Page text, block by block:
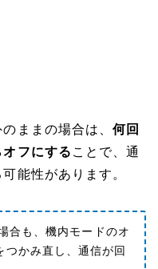
ままの場合は、何回
フにする ことで、通
能性があります。
合も、機内モードのオ
つかみ直し、通信が回